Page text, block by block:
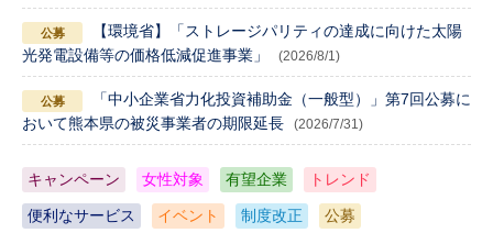
【環境省】「ストレージパリティの達成に向けた太陽
光発電設備等の価格低減促進事業」
(2026/8/1)
「中小企業省力化投資補助金（一般型）」第7回公募に
おいて熊本県の被災事業者の期限延長
(2026/7/31)
キャンペーン 女性対象 有望企業 トレンド
便利なサービス イベント 制度改正 公募